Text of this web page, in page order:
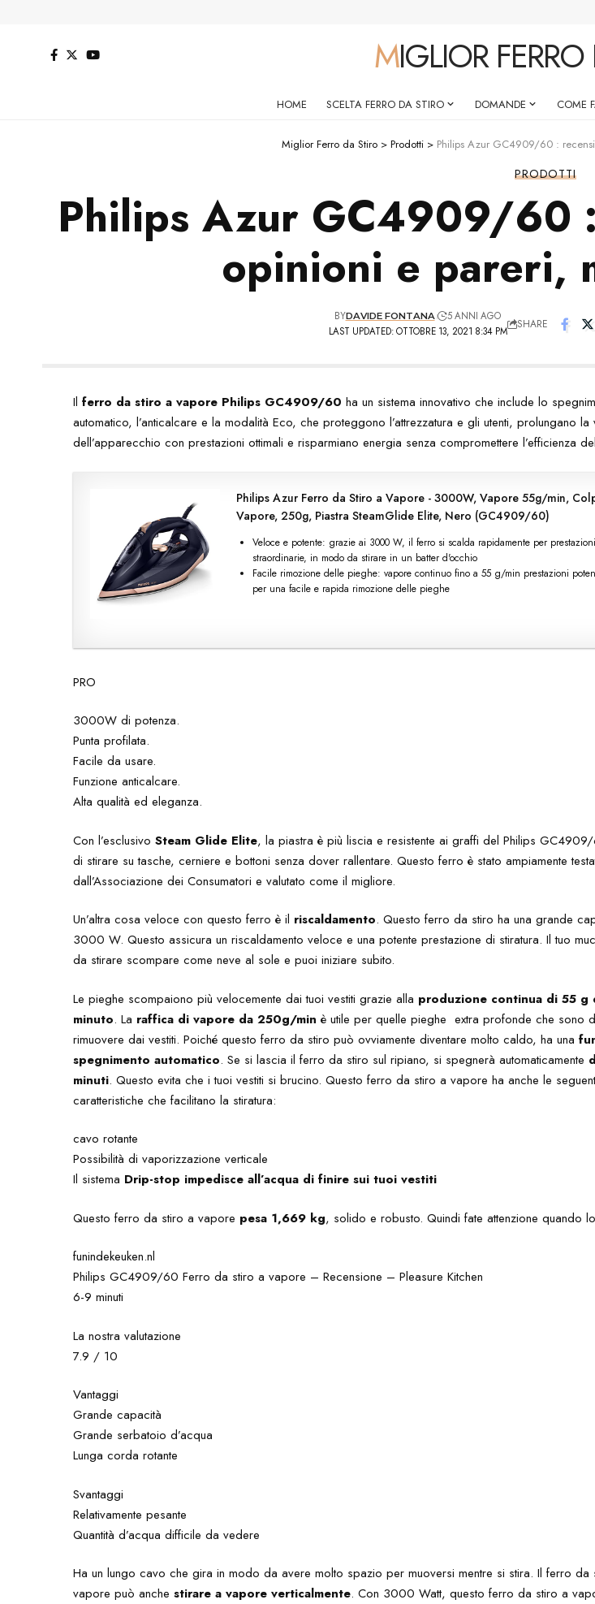
MIGLIOR
HOME SCELTA FERRO DA STIRO DOMANDE COME
Miglior Ferro da Stiro > Prodotti > Philips Azur GC4909/60 :
PRODOTTI
Philips Azur GC4909/60
opinioni e pareri,
LAST UPDATED: OTTOBRE 13, 2021 8:34 PM
BYDAVIDE FONTANA 5 ANNI AGO
SHARE
Ilferro da stiro a vapore Philips GC4909/60 ha un sistema innovativo che include lo
automatico, l’anticalcare e la modalità Eco, che proteggono l’attrezzatura e gli utenti, prolungano la
dell’apparecchio con prestazioni ottimali e risparmiano energia senza compromettere l’efficienza
Philips Azur Ferro da Stiro a Vapore - 3000W, Vapore 55g/min,
Vapore, 250g, Piastra SteamGlide Elite, Nero (GC4909/60)
Veloce e potente: grazie ai 3000 W, il ferro si scalda rapidamente per prestazioni
straordinarie, in modo da stirare in un batter d'occhio
Facile rimozione delle pieghe: vapore continuo fino a 55 g/min prestazioni
per una facile e rapida rimozione delle pieghe
PRO
3000W di potenza.
Punta profilata.
Facile da usare.
Funzione anticalcare.
Alta qualità ed eleganza.
Con l’esclusivoSteam Glide Elite, la piastra è più liscia e resistente ai graffi del Philips GC4909/
di stirare su tasche, cerniere e bottoni senza dover rallentare. Questo ferro è stato ampiamente
dall’Associazione dei Consumatori e valutato come il migliore.
Un’altra cosa veloce con questo ferro è il riscaldamento. Questo ferro da stiro ha una grande
3000 W. Questo assicura un riscaldamento veloce e una potente prestazione di stiratura. Il tuo
da stirare scompare come neve al sole e puoi iniziare subito.
Le pieghe scompaiono più velocemente dai tuoi vestiti grazie alla produzione continua di 55 g
minuto. La raffica di vapore da 250g/min è utile per quelle pieghe extra profonde che sono
rimuovere dai vestiti. Poiché questo ferro da stiro può ovviamente diventare molto caldo, ha una
spegnimento automatico. Se si lascia il ferro da stiro sul ripiano, si spegnerà automaticamente
minuti. Questo evita che i tuoi vestiti si brucino. Questo ferro da stiro a vapore ha anche le
caratteristiche che facilitano la stiratura:
cavo rotante
Possibilità di vaporizzazione verticale
Il sistema Drip-stop impedisce all’acqua di finire sui tuoi vestiti
Questo ferro da stiro a vapore pesa 1,669 kg, solido e robusto. Quindi fate attenzione quando
funindekeuken.nl
Philips GC4909/60 Ferro da stiro a vapore – Recensione – Pleasure Kitchen
6-9 minuti
La nostra valutazione
7.9 / 10
Vantaggi
Grande capacità
Grande serbatoio d’acqua
Lunga corda rotante
Svantaggi
Relativamente pesante
Quantità d’acqua difficile da vedere
Ha un lungo cavo che gira in modo da avere molto spazio per muoversi mentre si stira. Il ferro da
vapore può anchestirare a vapore verticalmente. Con 3000 Watt, questo ferro da stiro a